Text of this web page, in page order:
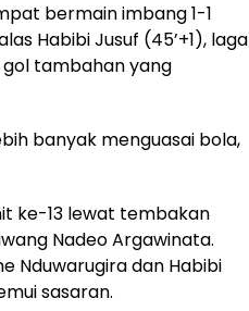
bermain imbang 1-1
Habibi Jusuf (45’+1), laga
tambahan yang
banyak menguasai bola,
ke-13 lewat tembakan
Nadeo Argawinata.
Nduwarugira dan Habibi
sasaran.